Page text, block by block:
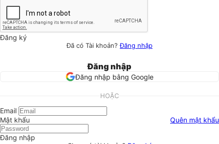
Đăng ký
Đã có Tài khoản?Đăng nhập
Đăng nhập
Đăng nhập bằng Google
HOẶC
Email
Mật khẩu
Quên mật khẩu
Đăng nhập